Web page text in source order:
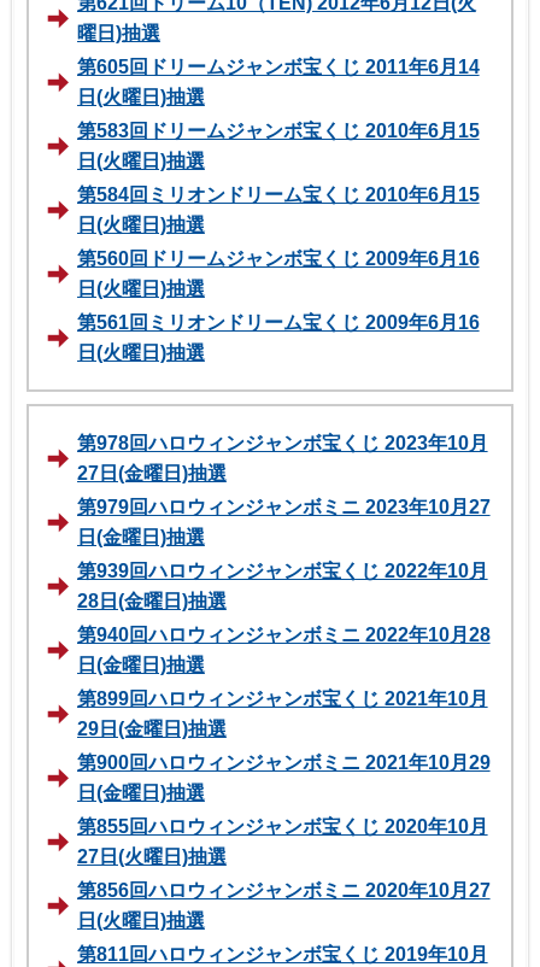
曜日)抽選
第605回ドリームジャンボ宝くじ 2011年6月14
日(火曜日)抽選
第583回ドリームジャンボ宝くじ 2010年6月15
日(火曜日)抽選
第584回ミリオンドリーム宝くじ 2010年6月15
日(火曜日)抽選
第560回ドリームジャンボ宝くじ 2009年6月16
日(火曜日)抽選
第561回ミリオンドリーム宝くじ 2009年6月16
日(火曜日)抽選
第978回ハロウィンジャンボ宝くじ 2023年10月
27日(金曜日)抽選
第979回ハロウィンジャンボミニ 2023年10月27
日(金曜日)抽選
第939回ハロウィンジャンボ宝くじ 2022年10月
28日(金曜日)抽選
第940回ハロウィンジャンボミニ 2022年10月28
日(金曜日)抽選
第899回ハロウィンジャンボ宝くじ 2021年10月
29日(金曜日)抽選
第900回ハロウィンジャンボミニ 2021年10月29
日(金曜日)抽選
第855回ハロウィンジャンボ宝くじ 2020年10月
27日(火曜日)抽選
第856回ハロウィンジャンボミニ 2020年10月27
日(火曜日)抽選
第811回ハロウィンジャンボ宝くじ 2019年10月